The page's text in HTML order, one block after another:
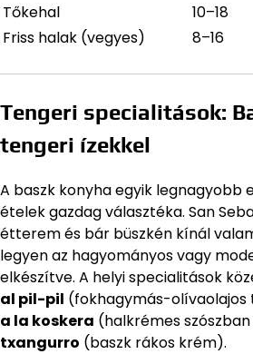
Tőkehal
10–18
Friss halak (vegyes)
8–16
Tengeri specialitások:
tengeri ízekkel
A baszk konyha egyik legnagyobb
ételek gazdag választéka. San
étterem és bár büszkén kínál
legyen az hagyományos vagy
elkészítve. A helyi specialitások
al pil-pil (fokhagymás-olívaolajos
a la koskera (halkrémes
txangurro (baszk rákos krém).